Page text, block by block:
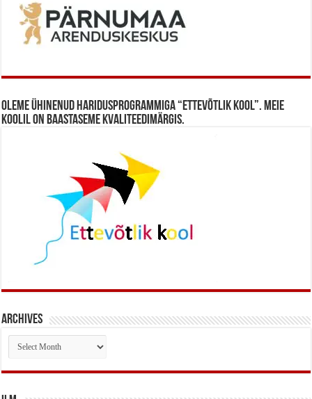
Oleme ühinenud haridusprogrammiga “Ettevõtlik Kool”. Meie
koolil on baastaseme kvaliteedimärgis.
Archives
Archives